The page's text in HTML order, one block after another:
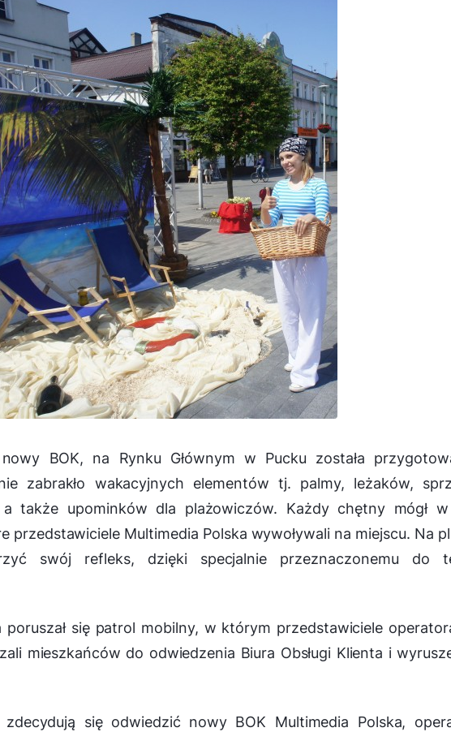
BOK, na Rynku Głównym w Pucku została
zabrakło wakacyjnych elementów tj. palmy, leżaków,
także upominków dla plażowiczów. Każdy chętny mógł
przedstawiciele Multimedia Polska wywoływali na miejscu. Na
swój refleks, dzięki specjalnie przeznaczonemu do
poruszał się patrol mobilny, w którym przedstawiciele
mieszkańców do odwiedzenia Biura Obsługi Klienta i
się odwiedzić nowy BOK Multimedia Polska,